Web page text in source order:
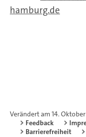
hamburg.de
Verändert am 14.
Feedback
Barrierefreiheit